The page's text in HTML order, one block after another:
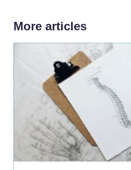
More articles